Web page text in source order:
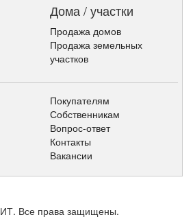
Дома / участки
Продажа домов
Продажа земельных
участков
Покупателям
Собственникам
Вопрос-ответ
Контакты
Вакансии
Все права защищены.